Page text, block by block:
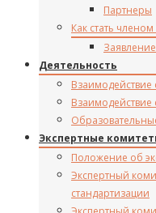
Партнеры
Как стать
Деятельность
Взаимодействие
Экспертные
Положение об
Экспертный
стандартизации